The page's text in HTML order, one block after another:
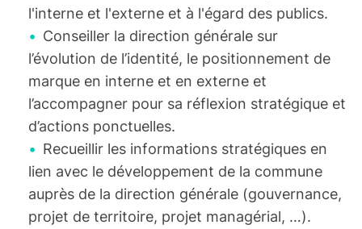
l'interne et l'externe et à l'égard des publics.
Conseiller la direction générale sur
l’évolution de l’identité, le positionnement de
marque en interne et en externe et
l’accompagner pour sa réflexion stratégique et
d’actions ponctuelles.
Recueillir les informations stratégiques en
lien avec le développement de la commune
auprès de la direction générale (gouvernance,
projet de territoire, projet managérial, …).